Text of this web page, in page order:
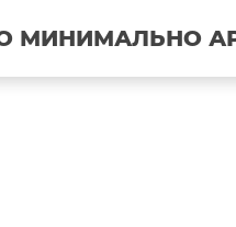
МИНИМАЛЬНО